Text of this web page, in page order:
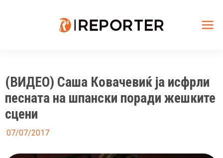
(ВИДЕО) Саша Ковачевиќ ја исфрли
песната на шпански поради жешките
сцени
07/07/2017